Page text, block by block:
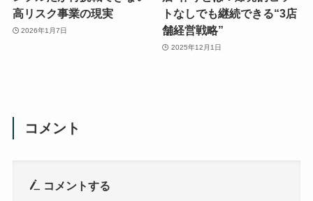
高リスク事業の現実
2026年1月7日
トなしでも継続できる“3店
舗経営戦略”
2025年12月1日
コメント
コメントする